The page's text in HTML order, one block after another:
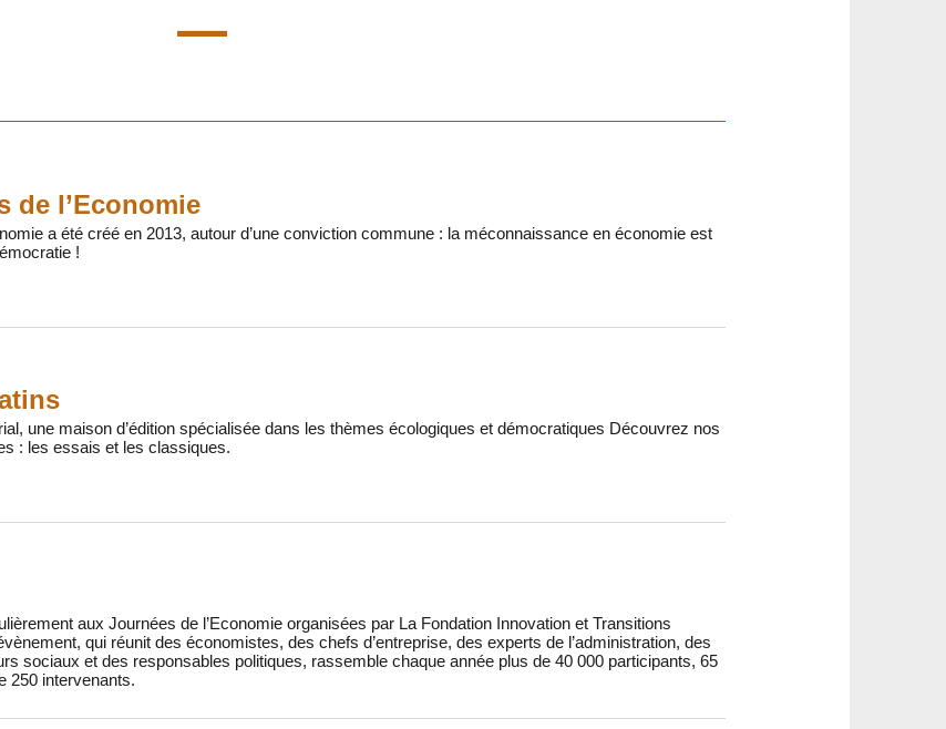
de l’Economie
a été créé en 2013, autour d’une conviction commune : la méconnaissance en économie est
!
une maison d’édition spécialisée dans les thèmes écologiques et démocratiques Découvrez nos
: les essais et les classiques.
aux Journées de l’Economie organisées par La Fondation Innovation et Transitions
qui réunit des économistes, des chefs d’entreprise, des experts de l’administration, des
sociaux et des responsables politiques, rassemble chaque année plus de 40 000 participants, 65
250 intervenants.